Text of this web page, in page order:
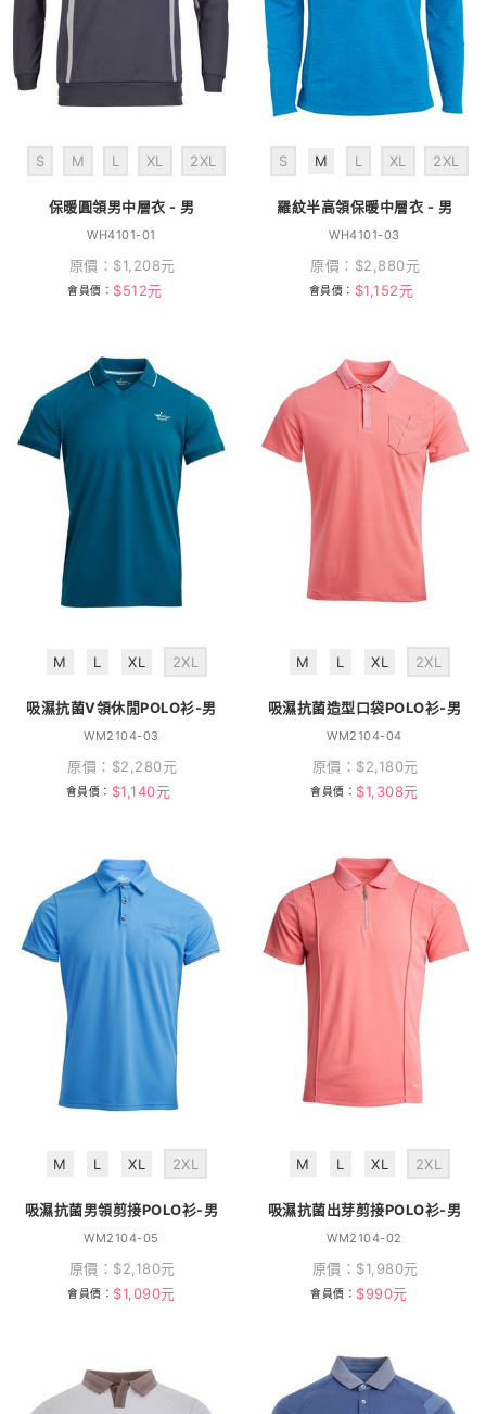
S M L XL 2XL
保暖圓領男中層衣 - 男
WH4101-01
原價： $1,208元
會員價： $512元
S M L XL 2XL
羅紋半高領保暖中層衣 - 男
WH4101-03
原價： $2,880元
會員價： $1,152元
M L XL 2XL
吸濕抗菌V領休閒POLO衫-男
WM2104-03
原價： $2,280元
會員價： $1,140元
M L XL 2XL
吸濕抗菌造型口袋POLO衫-男
WM2104-04
原價： $2,180元
會員價： $1,308元
M L XL 2XL
吸濕抗菌男領剪接POLO衫-男
WM2104-05
原價： $2,180元
會員價： $1,090元
M L XL 2XL
吸濕抗菌出芽剪接POLO衫-男
WM2104-02
原價： $1,980元
會員價： $990元